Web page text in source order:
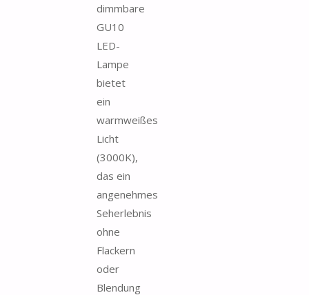
dimmbare
GU10
LED-
Lampe
bietet
ein
warmweißes
Licht
(3000K),
das ein
angenehmes
Seherlebnis
ohne
Flackern
oder
Blendung